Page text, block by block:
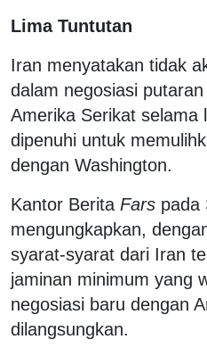
Lima Tuntutan
Iran menyatakan tidak
dalam negosiasi
Amerika Serikat selama
dipenuhi untuk
dengan Washington.
Kantor Berita Fars pada
mengungkapkan,
syarat-syarat dari Iran
jaminan minimum yang
negosiasi baru dengan
dilangsungkan.